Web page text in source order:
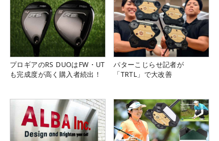
プロギアのRS DUOはFW・UT
も完成度が高く購入者続出！
パターこじらせ記者が
「TRTL」で大改善